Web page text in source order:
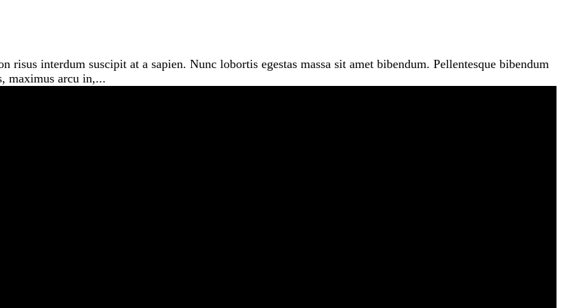
risus interdum suscipit at a sapien. Nunc lobortis egestas massa sit amet bibendum. Pellentesque bibendum
maximus arcu in,...